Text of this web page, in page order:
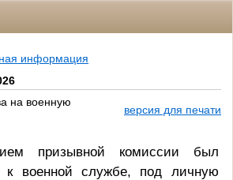
информация
на военную
версия для печати
призывной комиссии был
к военной службе, под личную